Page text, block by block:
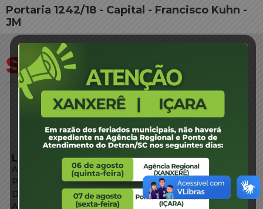
Portaria 1242/18 - Capital - Francisco Kuhn -
JM
LINKS EXTERNOS
Agência de Notícias
Portal de Serviços
Diário Oficial
Acesso à Informação